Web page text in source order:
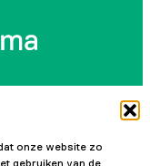
onze website zo
gebruiken van de